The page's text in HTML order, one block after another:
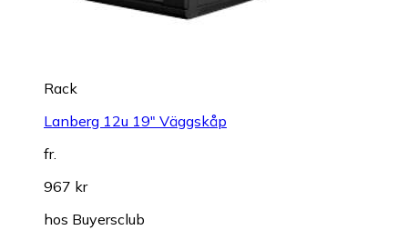
Rack
Lanberg 12u 19" Väggskåp
fr.
967 kr
hos Buyersclub